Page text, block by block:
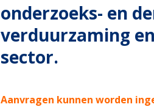
onderzoeks- en
verduurzaming
sector.
Aanvragen kunnen worden